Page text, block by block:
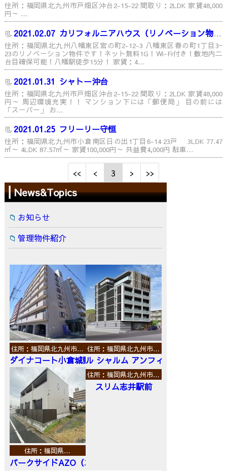
住所：福岡県北九州市戸畑区沖台2-15-22 間取り：2LDK 家賃48,000
円～ …
2021.02.07 カリフォルニアハウス（リノベーション物件）
住所：福岡県北九州八幡東区宮の町2-12-3 八幡東区春の町1丁目3ｰ
23のリノベーション物件です！ネット無料1G！Wi-Fi付き！敷地内二
台目確保可能！八幡駅徒歩15分！ 家賃：4…
2021.01.31 シャトー沖台
住所：福岡県北九州市戸畑区沖台2-15-22 間取り：2LDK 家賃48,000
円～ 周辺環境充実！！ マンション下には「郵便局」 目の前には
「スーパー」 お…
2021.01.25 フリーリー守恒
住所：福岡県北九州市小倉南区日の出1丁目6-14 23戸 3LDK 77.47
㎡～ 4LDK 87.57㎡～ 家賃100,000円～ 共益費4,000円 駐車…
3
News&Topics
お知らせ
管理物件紹介
住所：福岡県北九州市…
ダイナコート小倉城野
住所：福岡県北九州市…
ル シャルム アンフィニ
住所：福岡県…
パークサイドAZO（エーゼットオー）
住所：福岡県北九州市…
スリム志井駅前